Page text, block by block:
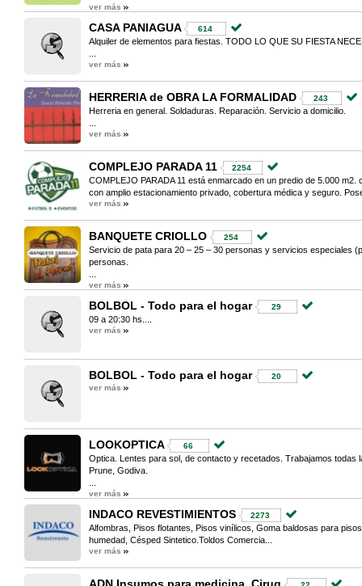
ver más
CASA PANIAGUA 614
Alquiler de elementos para fiestas. TODO LO QUE SU FIESTA
ver más
HERRERIA de OBRA LA FORMALIDAD 243
Herreria en general. Soldaduras. Reparación. Servicio a domicilio.
ver más
COMPLEJO PARADA 11 2254
COMPLEJO PARADA 11 está enmarcado en un predio de 5.000
con amplio estacionamiento privado, cobertura médica y seguro.
ver más
BANQUETE CRIOLLO 254
Servicio de pata para 20 – 25 – 30 personas y servicios especiales
personas.
ver más
BOLBOL - Todo para el hogar 29
09 a 20:30 hs....
ver más
BOLBOL - Todo para el hogar
20
ver más
LOOKOPTICA 66
Optica. Lentes para sol, de contacto y recetados. Trabajamos todas
Prune, Godiva.
ver más
INDACO REVESTIMIENTOS 2273
Alfombras, Pisos flotantes, Pisos vinílicos, Goma baldosas para
humedad, Césped Sintetico.Toldos Comercia...
ver más